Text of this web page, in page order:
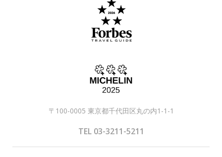
〒100-0005 東京都千代田区丸の内1-1-1
TEL 03-3211-5211